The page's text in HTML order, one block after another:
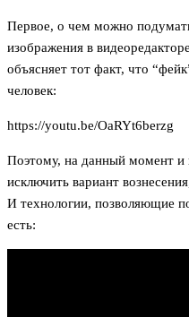
Первое, о чем можно
изображения в
объясняет тот факт, что
человек:
https://youtu.be/OaRYt6berzg
Поэтому, на данный момент
исключить вариант
И технологии, позволяющие
есть: